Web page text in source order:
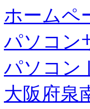
ホームペ
パソコン
パソコン
大阪府泉